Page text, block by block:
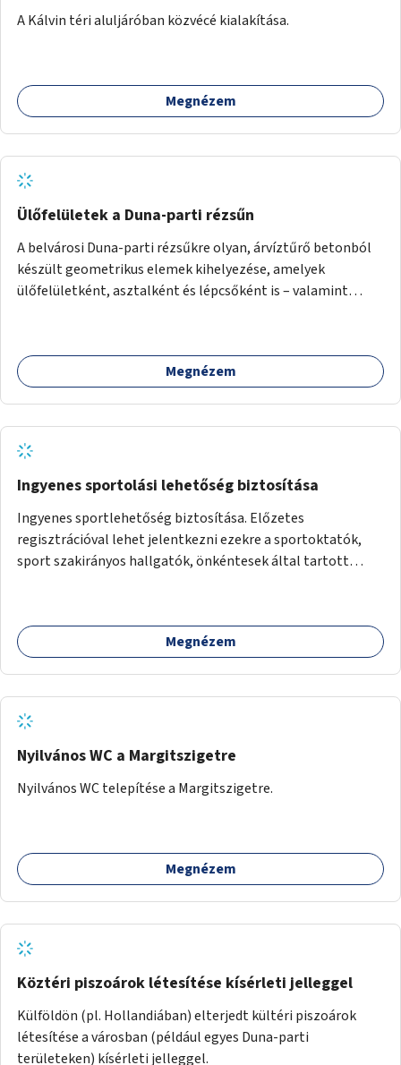
A Kálvin téri aluljáróban közvécé kialakítása.
Megnézem
Ülőfelületek a Duna-parti rézsűn
A belvárosi Duna-parti rézsűkre olyan, árvíztűrő betonból
készült geometrikus elemek kihelyezése, amelyek
ülőfelületként, asztalként és lépcsőként is – valamint
Megnézem
Ingyenes sportolási lehetőség biztosítása
Ingyenes sportlehetőség biztosítása. Előzetes
regisztrációval lehet jelentkezni ezekre a sportoktatók,
sport szakirányos hallgatók, önkéntesek által tartott
Megnézem
Nyilvános WC a Margitszigetre
Nyilvános WC telepítése a Margitszigetre.
Megnézem
Köztéri piszoárok létesítése kísérleti jelleggel
Külföldön (pl. Hollandiában) elterjedt kültéri piszoárok
létesítése a városban (például egyes Duna-parti
területeken) kísérleti jelleggel.